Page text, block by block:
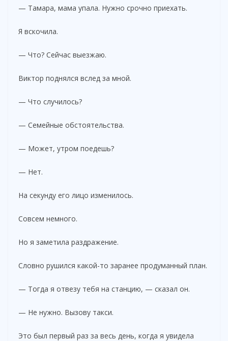
— Тамара, мама упала. Нужно срочно приехать.
Я вскочила.
— Что? Сейчас выезжаю.
Виктор поднялся вслед за мной.
— Что случилось?
— Семейные обстоятельства.
— Может, утром поедешь?
— Нет.
На секунду его лицо изменилось.
Совсем немного.
Но я заметила раздражение.
Словно рушился какой-то заранее продуманный план.
— Тогда я отвезу тебя на станцию, — сказал он.
— Не нужно. Вызову такси.
Это был первый раз за весь день, когда я увидела